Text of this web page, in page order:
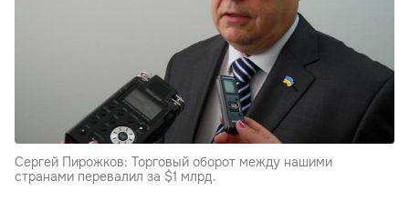
Сергей Пирожков: Торговый оборот между нашими
странами перевалил за $1 млрд.